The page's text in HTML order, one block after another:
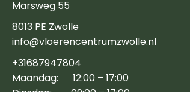
Marsweg 55
8013 PE Zwolle
info@vloerencentrumzwolle.nl
+31687947804
Maandag: 12:00 – 17:00